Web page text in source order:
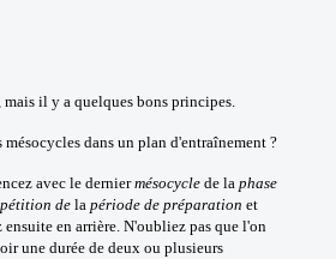
il y a quelques bons principes.
dans un plan d'entraînement ?
avec le derniermésocycle de la phase
de la période de préparation et
ensuite en arrière. N'oubliez pas que l'on
une durée de deux ou plusieurs